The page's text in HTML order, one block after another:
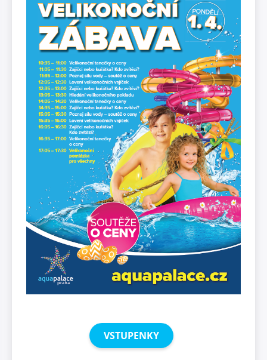
VSTUPENKY